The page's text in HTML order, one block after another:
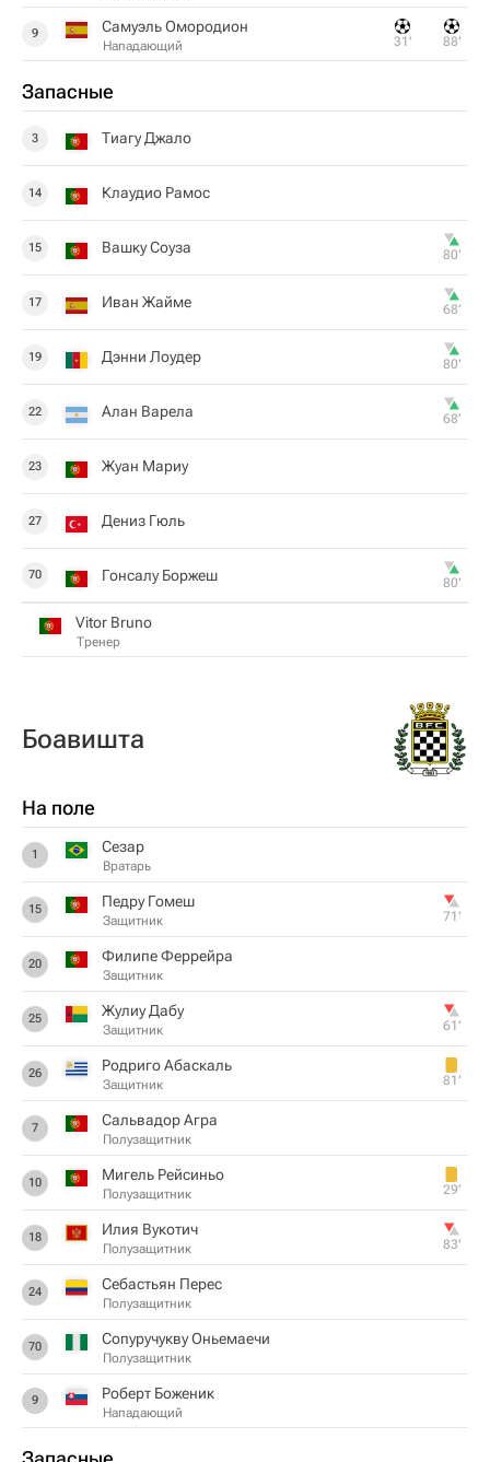
9 Самуэль Омородион
Нападающий 31‎’‎ 88‎’‎
Запасные
3 Тиагу Джало
14 Клаудио Рамос
15 Вашку Соуза 80‎’‎
17 Иван Жайме 68‎’‎
19 Дэнни Лоудер 80‎’‎
22 Алан Варела 68‎’‎
23 Жуан Мариу
27 Дениз Гюль
70 Гонсалу Боржеш 80‎’‎
Vitor Bruno
Тренер
Боавишта
На поле
1 Сезар
Вратарь
15 Педру Гомеш
Защитник 71‎’‎
20 Филипе Феррейра
Защитник
25 Жулиу Дабу
Защитник 61‎’‎
26 Родриго Абаскаль
Защитник 81‎’‎
7 Сальвадор Агра
Полузащитник
10 Мигель Рейсиньо
Полузащитник 29‎’‎
18 Илия Вукотич
Полузащитник 83‎’‎
24 Себастьян Перес
Полузащитник
70 Сопуручукву Оньемаечи
Полузащитник
9 Роберт Боженик
Нападающий